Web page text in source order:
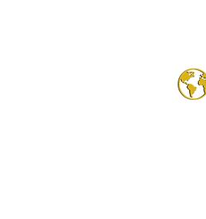
e o Mund